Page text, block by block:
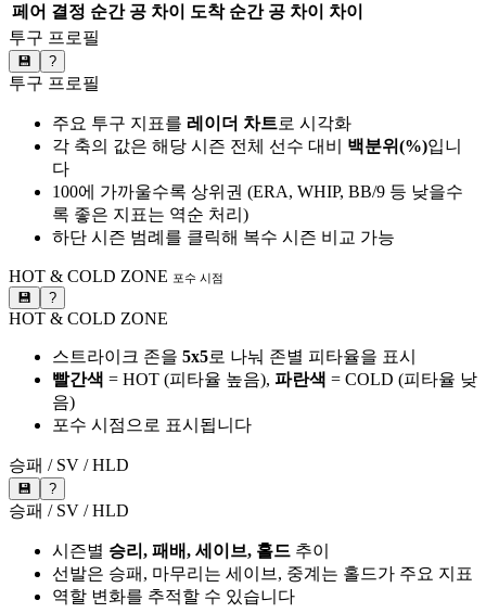
페어 결정 순간 공 차이 도착 순간 공 차이
차이
투구 프로필
💾 ?
투구 프로필
주요 투구 지표를 레이더 차트로 시각화
각 축의 값은 해당 시즌 전체 선수 대비 백분위(%)입니
다
100에 가까울수록 상위권 (ERA, WHIP, BB/9 등 낮을수
록 좋은 지표는 역순 처리)
하단 시즌 범례를 클릭해 복수 시즌 비교 가능
HOT & COLD ZONE 포수 시점
💾 ?
HOT & COLD ZONE
스트라이크 존을 5x5로 나눠 존별 피타율을 표시
빨간색 = HOT (피타율 높음), 파란색 = COLD (피타율 낮
음)
포수 시점으로 표시됩니다
승패 / SV / HLD
💾 ?
승패 / SV / HLD
시즌별 승리, 패배, 세이브, 홀드 추이
선발은 승패, 마무리는 세이브, 중계는 홀드가 주요 지표
역할 변화를 추적할 수 있습니다